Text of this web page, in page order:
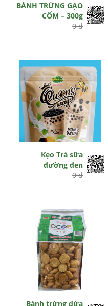
BÁNH TRỨNG GẠO
CỐM – 300g
0 đ
Kẹo Trà sữa
đường đen
0 đ
Bánh trứng dừa